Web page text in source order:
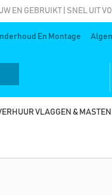
EN GEBRUIKT | SNEL UIT
En Montage
VLAGGEN & MASTEN